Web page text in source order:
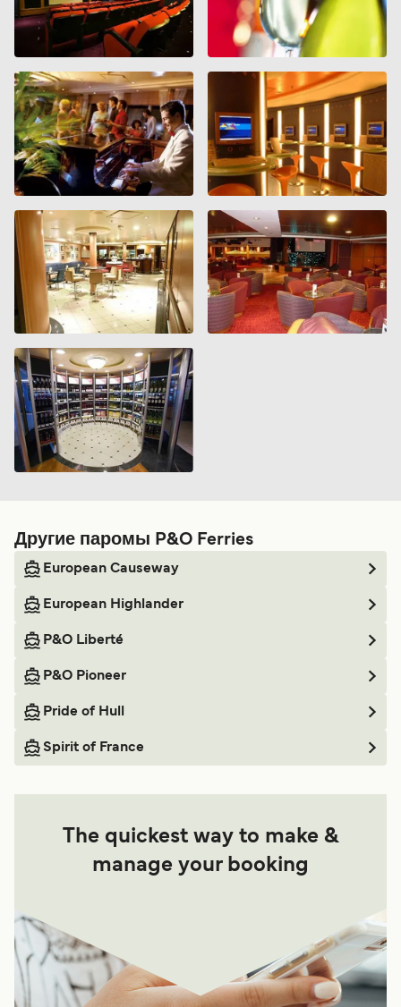
Другие паромы P&O Ferries
European Causeway
European Highlander
P&O Liberté
P&O Pioneer
Pride of Hull
Spirit of France
The quickest way to make &
manage your booking